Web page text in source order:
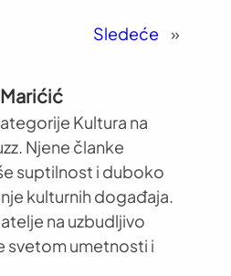
Sledeće »
Kultura na
Njene članke
suptilnost i duboko
kulturnih događaja.
na uzbudljivo
svetom umetnosti i